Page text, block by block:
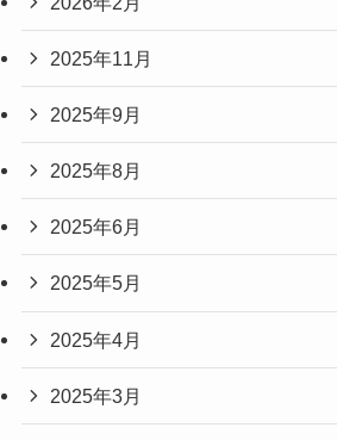
2025年11月
2025年9月
2025年8月
2025年6月
2025年5月
2025年4月
2025年3月